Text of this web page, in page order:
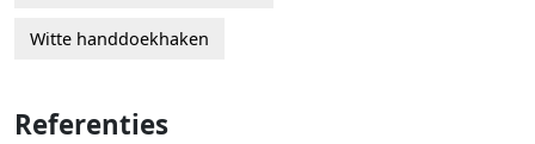
Witte handdoekhaken
Referenties